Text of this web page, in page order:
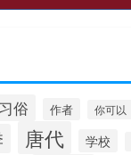
习俗 作者 你可以
唐代 学校